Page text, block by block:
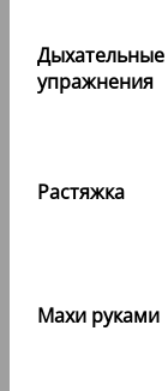
Дыхательные
упражнения
Растяжка
Махи руками